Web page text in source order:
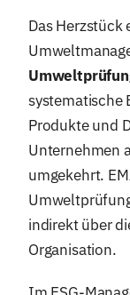
Das Herzstück
systematische
Produkte und
Unternehmen
umgekehrt.
indirekt über
Organisation.